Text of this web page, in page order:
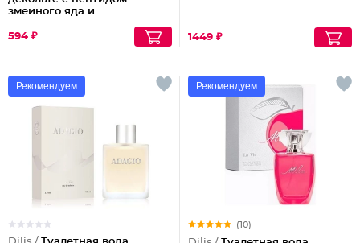
змеиного яда и
594 ₽
1449 ₽
Рекомендуем Рекомендуем
(10)